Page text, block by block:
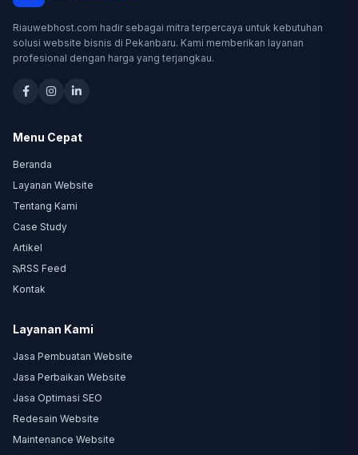
Riauwebhost.com hadir sebagai mitra terpercaya untuk kebutuhan
solusi website bisnis di Pekanbaru. Kami memberikan layanan
profesional dengan harga yang terjangkau.
Menu Cepat
Beranda
Layanan Website
Tentang Kami
Case Study
Artikel
RSS Feed
Kontak
Layanan Kami
Jasa Pembuatan Website
Jasa Perbaikan Website
Jasa Optimasi SEO
Redesain Website
Maintenance Website